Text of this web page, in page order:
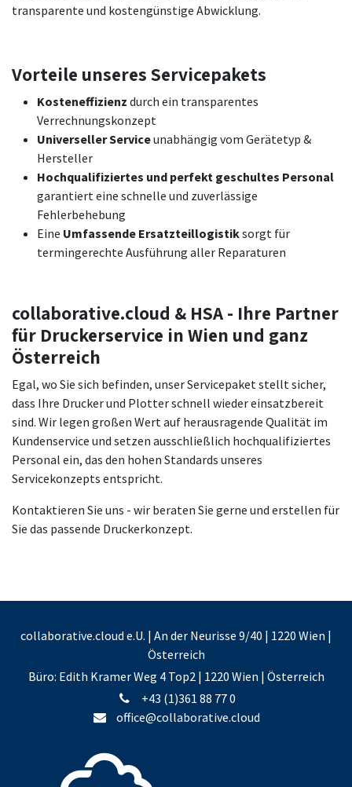
transparente und kostengünstige Abwicklung.
Vorteile unseres Servicepakets
Kosteneffizienz durch ein transparentes
Verrechnungskonzept
Universeller Serviceunabhängig vom Gerätetyp &
Hersteller
Hochqualifiziertes und perfekt geschultes Personal
garantiert eine schnelle und zuverlässige
Fehlerbehebung
Eine Umfassende Ersatzteillogistiksorgt für
termingerechte Ausführung aller Reparaturen
collaborative.cloud & HSA - Ihre Partner
für Druckerservice in Wien und ganz
Österreich
Egal, wo Sie sich befinden, unser Servicepaket stellt sicher,
dass Ihre Drucker und Plotter schnell wieder einsatzbereit
sind. Wir legen großen Wert auf herausragende Qualität im
Kundenservice und setzen ausschließlich hochqualifiziertes
Personal ein, das den hohen Standards unseres
Servicekonzepts entspricht.
Kontaktieren Sie uns - wir beraten Sie gerne und erstellen für
Sie das passende Druckerkonzept.
collaborative.cloud e.U. | An der Neurisse 9/40 | 1220 Wien |
Österreich
Büro: Edith Kramer Weg 4 Top2 | 1220 Wien | Österreich
+43 (1)361 88 77 0
office@collaborative.cloud